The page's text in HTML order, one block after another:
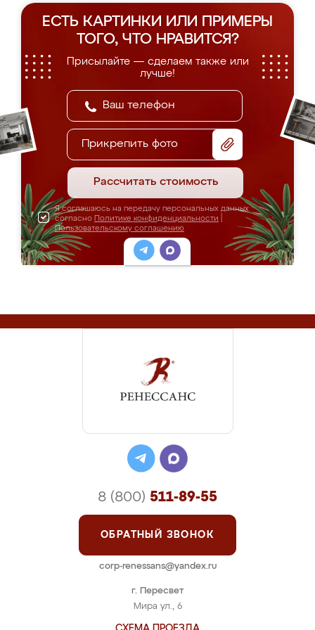
ЕСТЬ КАРТИНКИ ИЛИ ПРИМЕРЫ
ТОГО, ЧТО НРАВИТСЯ?
Присылайте — сделаем также или
лучше!
Прикрепить фото
Рассчитать стоимость
Я соглашаюсь на передачу персональных данных
согласно Политике конфиденциальности
Пользовательскому соглашению
г. Пересвет
Мира ул., 6
8 (800) 511-89-55
ОБРАТНЫЙ ЗВОНОК
corp-renessans@yandex.ru